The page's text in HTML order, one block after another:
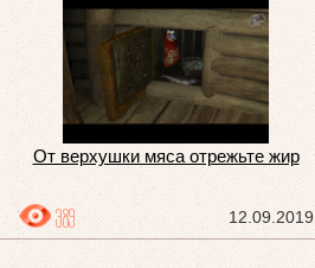
От верхушки мяса отрежьте жир
12.09.2019
389